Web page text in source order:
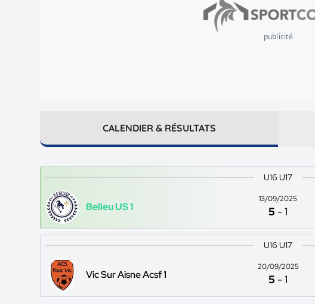
publicité
CALENDIER & RÉSULTATS
U16 U17
Belleu US 1
13/09/2025
5 -1
U16 U17
Vic Sur Aisne Acsf 1
20/09/2025
5 -1